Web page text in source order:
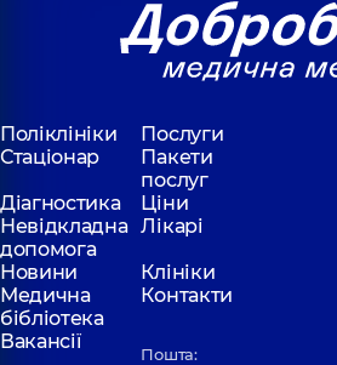
Поліклініки
Послуги
Стаціонар
Пакети
послуг
Діагностика
Ціни
Невідкладна
допомога
Лікарі
Новини
Клініки
Медична
бібліотека
Контакти
Вакансії
Пошта: